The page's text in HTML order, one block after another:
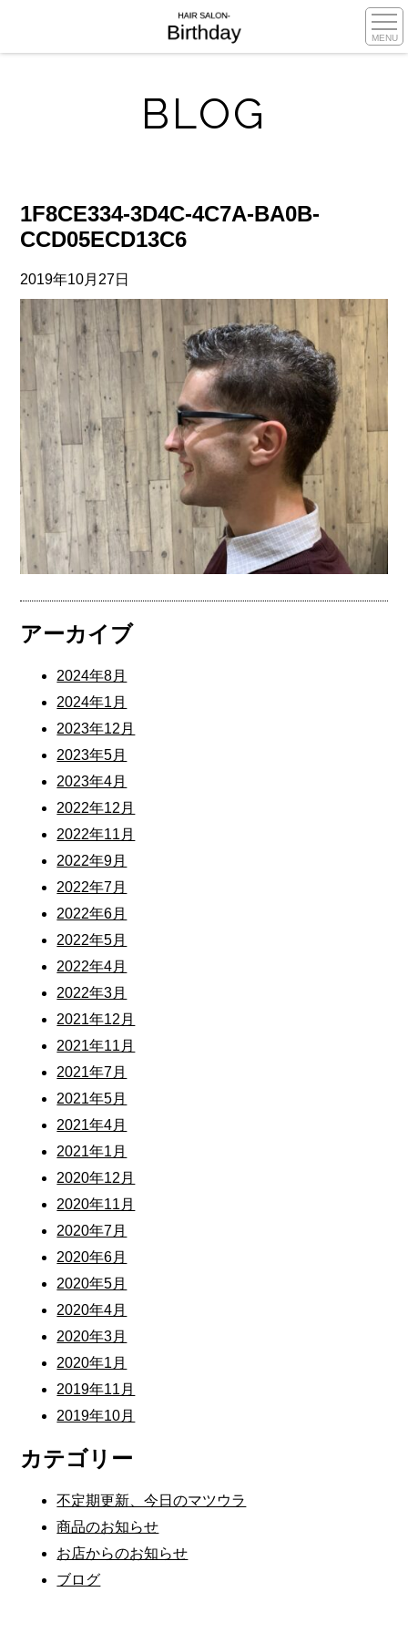
MENU
BLOG
1F8CE334-3D4C-4C7A-BA0B-
CCD05ECD13C6
2019年10月27日
アーカイブ
2024年8月
2024年1月
2023年12月
2023年5月
2023年4月
2022年12月
2022年11月
2022年9月
2022年7月
2022年6月
2022年5月
2022年4月
2022年3月
2021年12月
2021年11月
2021年7月
2021年5月
2021年4月
2021年1月
2020年12月
2020年11月
2020年7月
2020年6月
2020年5月
2020年4月
2020年3月
2020年1月
2019年11月
2019年10月
カテゴリー
不定期更新、今日のマツウラ
商品のお知らせ
お店からのお知らせ
ブログ